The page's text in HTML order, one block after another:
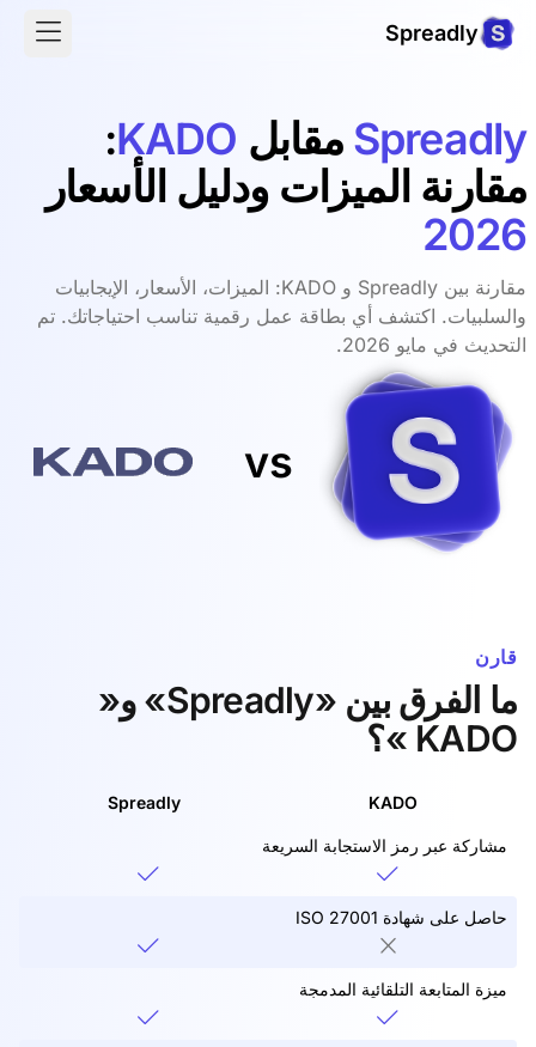
Spreadly
vs
Spreadly مقابل KADO
:
مقارنة الميزات ودليل الأسعار
2026
مقارنة بين Spreadly و KADO: الميزات، الأسعار، الإيجابيات
والسلبيات. اكتشف أي بطاقة عمل رقمية تناسب احتياجاتك. تم
التحديث في مايو 2026.
قارن
ما الفرق بين «Spreadly» و«
KADO »؟
KADO
Spreadly
مشاركة عبر رمز الاستجابة السريعة
حاصل على شهادة ISO 27001
ميزة المتابعة التلقائية المدمجة